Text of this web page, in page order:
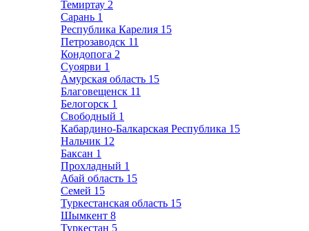
Темиртау 2
Сарань 1
Республика Карелия 15
Петрозаводск 11
Кондопога 2
Суоярви 1
Амурская область 15
Благовещенск 11
Белогорск 1
Свободный 1
Кабардино-Балкарская Республика 15
Нальчик 12
Баксан 1
Прохладный 1
Абай область 15
Семей 15
Туркестанская область 15
Шымкент 8
Туркестан 5